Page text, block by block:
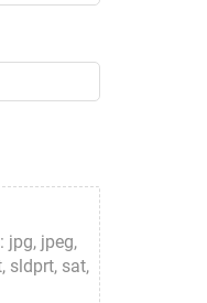
jpg, jpeg,
sldprt, sat,